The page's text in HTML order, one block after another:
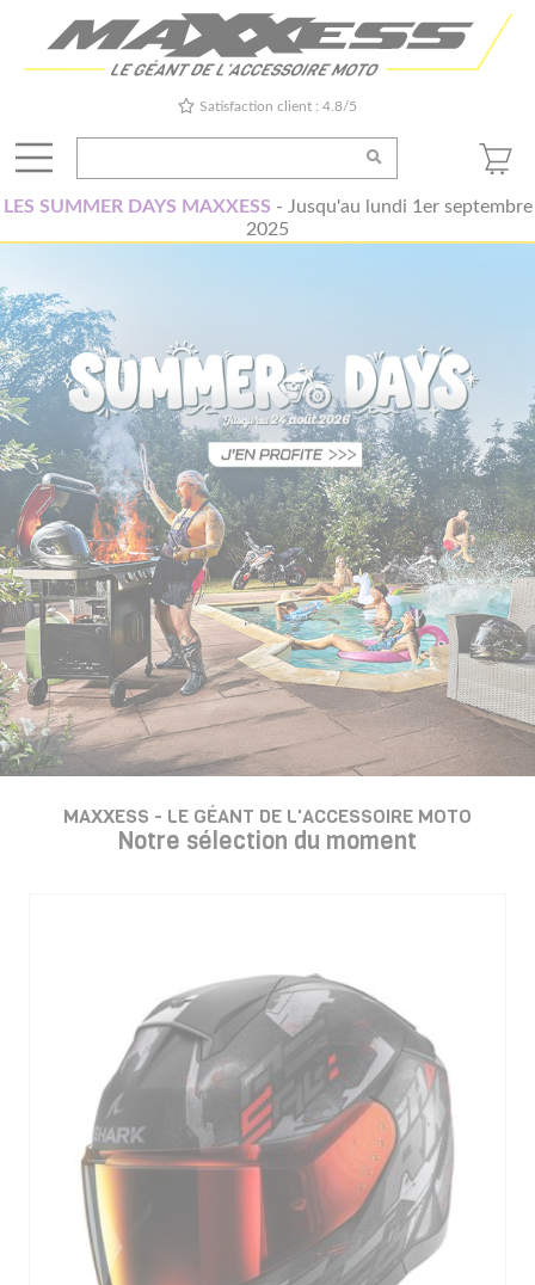
Satisfaction client : 4.8/5
LES SUMMER DAYS MAXXESS - Jusqu'au lundi 1er septembre
2025
MAXXESS - LE GÉANT DE L'ACCESSOIRE MOTO
Notre sélection du moment